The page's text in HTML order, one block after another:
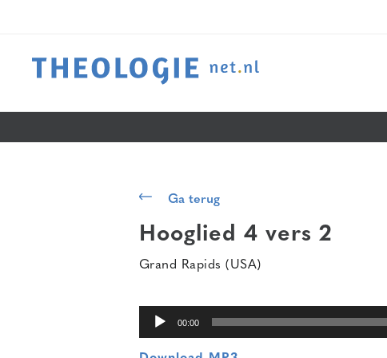
Ga terug
Hooglied 4 vers 2
Grand Rapids (USA)
00:00